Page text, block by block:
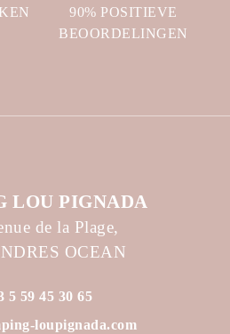
90% POSITIEVE
BEOORDELINGEN
LOU PIGNADA
de la Plage,
OCEAN
5 59 45 30 65
loupignada.com